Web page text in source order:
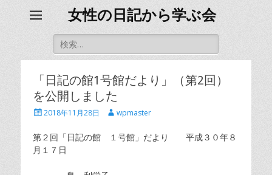
女性の日記から学ぶ会
検
索
象:
「日記の館1号館だより」（第2回）
を公開しました
投
日
2018年11月28日
投
者
wpmaster
第２回「日記の館 １号館」だより 平成３０年８
月１７日